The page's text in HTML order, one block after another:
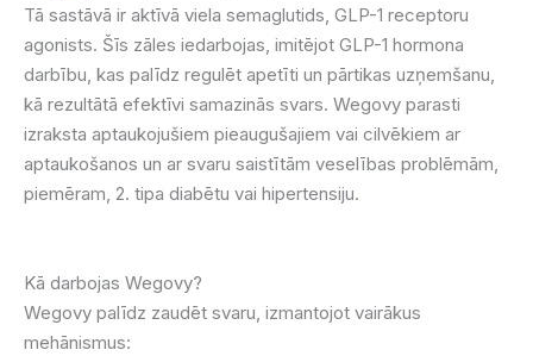
Tā sastāvā ir aktīvā viela semaglutids, GLP-1 receptoru
agonists. Šīs zāles iedarbojas, imitējot GLP-1 hormona
darbību, kas palīdz regulēt apetīti un pārtikas uzņemšanu,
kā rezultātā efektīvi samazinās svars. Wegovy parasti
izraksta aptaukojušiem pieaugušajiem vai cilvēkiem ar
aptaukošanos un ar svaru saistītām veselības problēmām,
piemēram, 2. tipa diabētu vai hipertensiju.
Kā darbojas Wegovy?
Wegovy palīdz zaudēt svaru, izmantojot vairākus
mehānismus: